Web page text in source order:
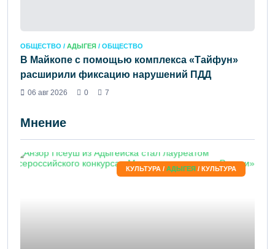
ОБЩЕСТВО / АДЫГЕЯ / ОБЩЕСТВО
В Майкопе с помощью комплекса «Тайфун»
расширили фиксацию нарушений ПДД
06 авг 2026 0 7
Мнение
КУЛЬТУРА / АДЫГЕЯ / КУЛЬТУРА